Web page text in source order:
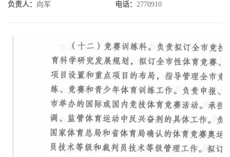
负责人： 向军 电话： 2770910